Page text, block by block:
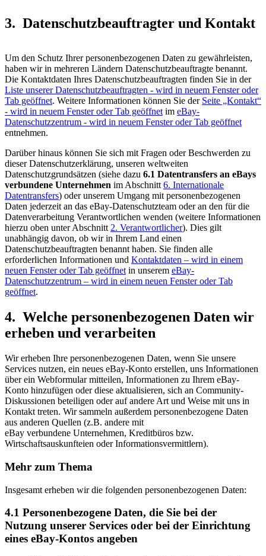
3. Datenschutzbeauftragter und Kontakt
Um den Schutz Ihrer personenbezogenen Daten zu gewährleisten,
haben wir in mehreren Ländern Datenschutzbeauftragte benannt.
Die Kontaktdaten Ihres Datenschutzbeauftragten finden Sie in der
Liste unserer Datenschutzbeauftragten - wird in neuem Fenster oder
Tab geöffnet. Weitere Informationen können Sie der Seite „Kontakt“
- wird in neuem Fenster oder Tab geöffnet im eBay-
Datenschutzzentrum - wird in neuem Fenster oder Tab geöffnet
entnehmen.
Darüber hinaus können Sie sich mit Fragen oder Beschwerden zu
dieser Datenschutzerklärung, unseren weltweiten
Datenschutzgrundsätzen (siehe dazu 6.1 Datentransfers an eBays
verbundene Unternehmen im Abschnitt 6. Internationale
Datentransfers) oder unserem Umgang mit personenbezogenen
Daten jederzeit an das eBay-Datenschutzteam oder an den für die
Datenverarbeitung Verantwortlichen wenden (weitere Informationen
hierzu oben unter Abschnitt 2. Verantwortlicher). Dies gilt
unabhängig davon, ob wir in Ihrem Land einen
Datenschutzbeauftragten benannt haben. Sie finden alle
erforderlichen Informationen und Kontaktdaten – wird in einem
neuen Fenster oder Tab geöffnet in unserem eBay-
Datenschutzzentrum – wird in einem neuen Fenster oder Tab
geöffnet.
4. Welche personenbezogenen Daten wir
erheben und verarbeiten
Wir erheben Ihre personenbezogenen Daten, wenn Sie unsere
Services nutzen, ein neues eBay-Konto erstellen, uns Informationen
über ein Webformular mitteilen, Informationen zu Ihrem eBay-
Konto hinzufügen oder diese aktualisieren, sich an Community-
Diskussionen beteiligen oder auf andere Art und Weise mit uns in
Kontakt treten. Wir sammeln außerdem personenbezogene Daten
aus anderen Quellen (z.B. andere mit
eBay verbundene Unternehmen, Kreditbüros bzw.
Wirtschaftsauskunfteien oder Informationsvermittlern).
Mehr zum Thema
Insgesamt erheben wir die folgenden personenbezogenen Daten:
4.1 Personenbezogene Daten, die Sie bei der
Nutzung unserer Services oder bei der Einrichtung
eines eBay-Kontos angeben